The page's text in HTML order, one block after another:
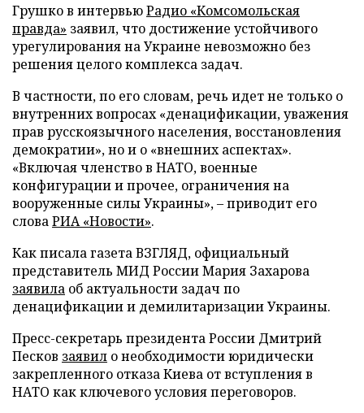
Грушко в интервьюРадио «Комсомольская
правда» заявил, что достижение устойчивого
урегулирования на Украине невозможно без
решения целого комплекса задач.
В частности, по его словам, речь идет не только о
внутренних вопросах «денацификации, уважения
прав русскоязычного населения, восстановления
демократии», но и о «внешних аспектах».
«Включая членство в НАТО, военные
конфигурации и прочее, ограничения на
вооруженные силы Украины», – приводит его
словаРИА «Новости».
Как писала газета ВЗГЛЯД, официальный
представитель МИД России Мария Захарова
заявила об актуальности задач по
денацификации и демилитаризации Украины.
Пресс-секретарь президента России Дмитрий
Песков заявил о необходимости юридически
закрепленного отказа Киева от вступления в
НАТО как ключевого условия переговоров.